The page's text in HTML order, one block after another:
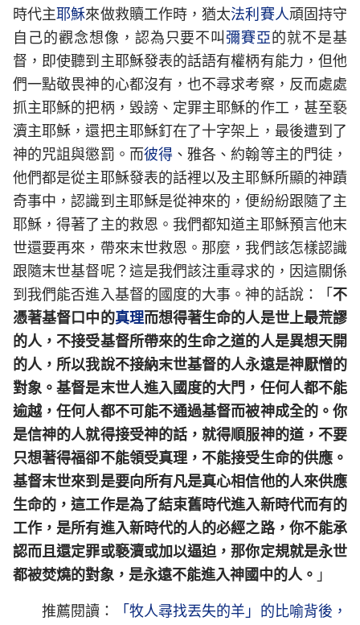
時代主耶穌來做救贖工作時，猶太法利賽人頑固持守
自己的觀念想像，認為只要不叫 彌賽亞的就不是基
督，即使聽到主耶穌發表的話語有權柄有能力，但他
們一點敬畏神的心都沒有，也不尋求考察，反而處處
抓主耶穌的把柄，毀謗、定罪主耶穌的作工，甚至褻
瀆主耶穌，還把主耶穌釘在了十字架上，最後遭到了
神的咒詛與懲罰。而彼得 、雅各、約翰等主的門徒，
他們都是從主耶穌發表的話裡以及主耶穌所顯的神蹟
奇事中，認識到主耶穌是從神來的，便紛紛跟隨了主
耶穌，得著了主的救恩。我們都知道主耶穌預言他末
世還要再來，帶來末世救恩。那麼，我們該怎樣認識
跟隨末世基督呢？這是我們該注重尋求的，因這關係
到我們能否進入基督的國度的大事。神的話說：「 不
憑著基督口中的真理而想得著生命的人是世上最荒謬
的人，不接受基督所帶來的生命之道的人是異想天開
的人，所以我說不接納末世基督的人永遠是神厭憎的
對象。基督是末世人進入國度的大門，任何人都不能
逾越，任何人都不可能不通過基督而被神成全的。你
是信神的人就得接受神的話，就得順服神的道，不要
只想著得福卻不能領受真理，不能接受生命的供應。
基督末世來到是要向所有凡是真心相信他的人來供應
生命的，這工作是為了結束舊時代進入新時代而有的
工作，是所有進入新時代的人的必經之路，你不能承
認而且還定罪或褻瀆或加以逼迫，那你定規就是永世
都被焚燒的對象，是永遠不能進入神國中的人。 」
推薦閱讀：
「牧人尋找丟失的羊」的比喻背後，